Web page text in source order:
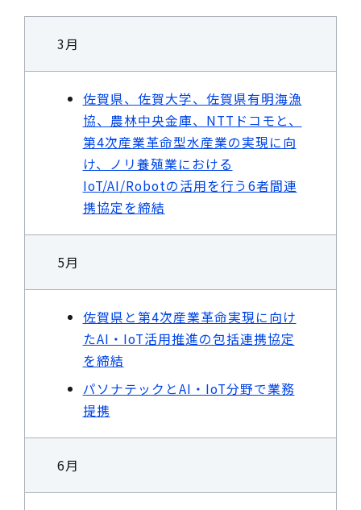
3月
佐賀県、佐賀大学、佐賀県有明海漁
協、農林中央金庫、NTTドコモと、
第4次産業革命型水産業の実現に向
け、ノリ養殖業における
IoT/AI/Robotの活用を行う6者間連
携協定を締結
5月
佐賀県と第4次産業革命実現に向け
たAI・IoT活用推進の包括連携協定
を締結
パソナテックとAI・IoT分野で業務
提携
6月